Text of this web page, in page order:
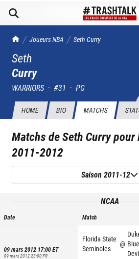
TrashTalk Actu NBA
Joueurs NBA Seth Curry
Seth
Curry
WARRIORS · #31 · PG
HOME BIO MATCHS
Matchs deSeth Currypour
2011-2012
Saison 2011-12
NCAA
Date Match
09 mars 2012 17:00ET
09 mars 2012 23:00FR
Florida State
Seminoles
@ Blue